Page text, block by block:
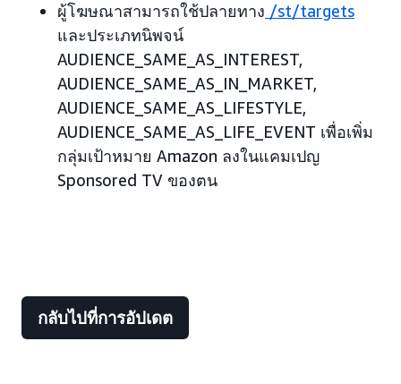
ผู้โฆษณาสามารถใช้ปลายทาง /st/targets
และประเภทนิพจน์
AUDIENCE_SAME_AS_INTEREST,
AUDIENCE_SAME_AS_IN_MARKET,
AUDIENCE_SAME_AS_LIFESTYLE,
AUDIENCE_SAME_AS_LIFE_EVENT เพื่อเพิ่ม
กลุ่มเป้าหมาย Amazon ลงในแคมเปญ
Sponsored TV ของตน
กลับไปที่การอัปเดต